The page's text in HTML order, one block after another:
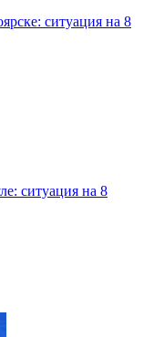
ситуация на 8
ситуация на 8